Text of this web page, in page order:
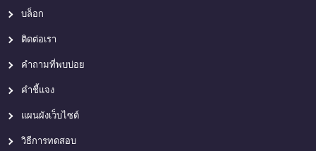
บล็อก
ติดต่อเรา
คำถามที่พบบ่อย
คำชี้แจง
แผนผังเว็บไซต์
วิธีการทดสอบ